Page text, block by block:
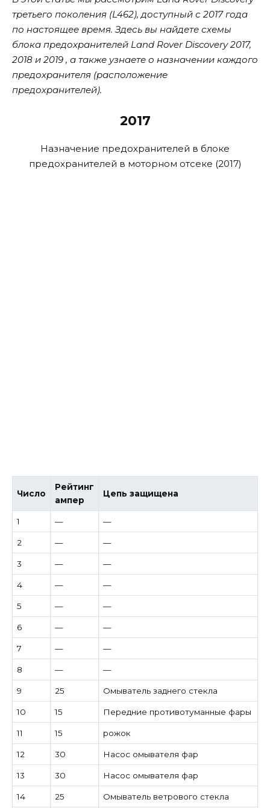
третьего поколения (L462), доступный с 2017 года
по настоящее время. Здесь вы найдете схемы
блока предохранителей Land Rover Discovery 2017,
2018 и 2019 , а также узнаете о назначении каждого
предохранителя (расположение
предохранителей).
2017
Назначение предохранителей в блоке
предохранителей в моторном отсеке (2017)
Число
Рейтинг
ампер
Цепь защищена
1 — —
2 — —
3 — —
4 — —
5 — —
6 — —
7 — —
8 — —
9 25 Омыватель заднего стекла
10 15 Передние противотуманные фары
11 15 рожок
12 30 Насос омывателя фар
13 30 Насос омывателя фар
14 25 Омыватель ветрового стекла